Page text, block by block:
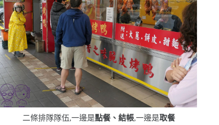
二條排隊隊伍,一邊是點餐、結帳,一邊是取餐